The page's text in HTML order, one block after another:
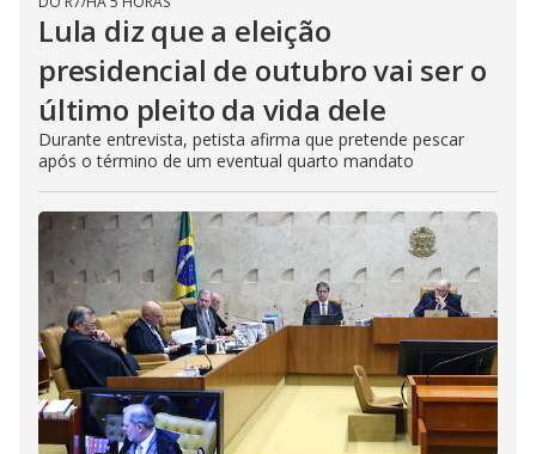
Lula diz que a eleição
presidencial de outubro vai ser o
último pleito da vida dele
Durante entrevista, petista afirma que pretende pescar
após o término de um eventual quarto mandato